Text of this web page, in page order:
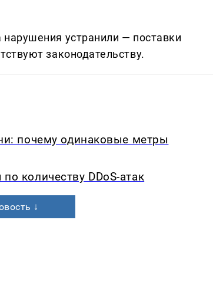
устранили — поставки
законодательству.
почему одинаковые метры
количеству DDoS-атак
↓